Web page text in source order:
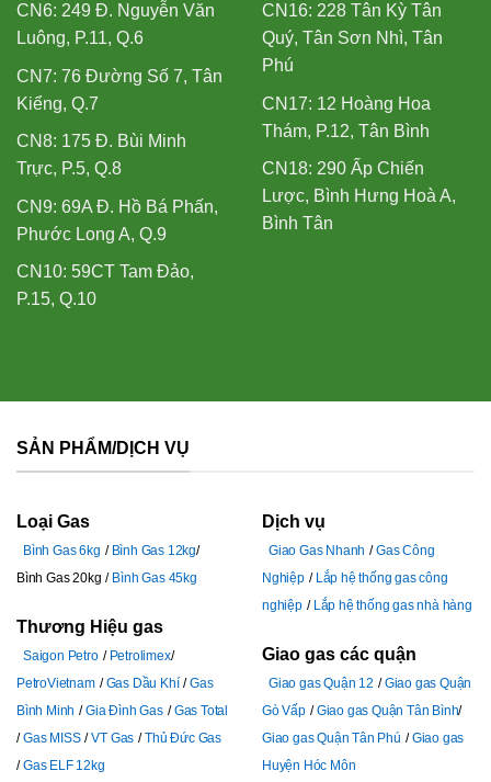
CN6: 249 Đ. Nguyễn Văn
Luông, P.11, Q.6
CN7: 76 Đường Số 7, Tân
Kiểng, Q.7
CN8: 175 Đ. Bùi Minh
Trực, P.5, Q.8
CN9: 69A Đ. Hồ Bá Phấn,
Phước Long A, Q.9
CN10: 59CT Tam Đảo,
P.15, Q.10
CN16: 228 Tân Kỳ Tân
Quý, Tân Sơn Nhì, Tân
Phú
CN17: 12 Hoàng Hoa
Thám, P.12, Tân Bình
CN18: 290 Ấp Chiến
Lược, Bình Hưng Hoà A,
Bình Tân
SẢN PHẨM/DỊCH VỤ
Loại Gas
Bình Gas 6kg
Bình Gas 12kg
Bình Gas 20kg
Bình Gas 45kg
Thương Hiệu gas
Saigon Petro
Petrolimex
PetroVietnam
Gas Dầu Khí
Gas
Bình Minh
Gia Đình Gas
Gas Total
Gas MISS
VT Gas
Thủ Đức Gas
Gas ELF 12kg
Dịch vụ
Giao Gas Nhanh
Gas Công
Nghiệp
Lắp hệ thống gas công
nghiệp
Lắp hệ thống gas nhà hàng
Giao gas các quận
Giao gas Quận 12
Giao gas Quận
Gò Vấp
Giao gas Quận Tân Bình
Giao gas Quận Tân Phú
Giao gas
Huyện Hóc Môn